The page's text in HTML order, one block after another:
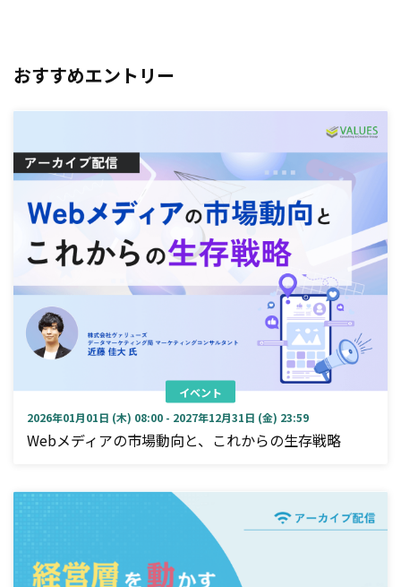
おすすめエントリー
イベント
2026年01月01日 (木) 08:00 - 2027年12月31日 (金) 23:59
Webメディアの市場動向と、これからの生存戦略